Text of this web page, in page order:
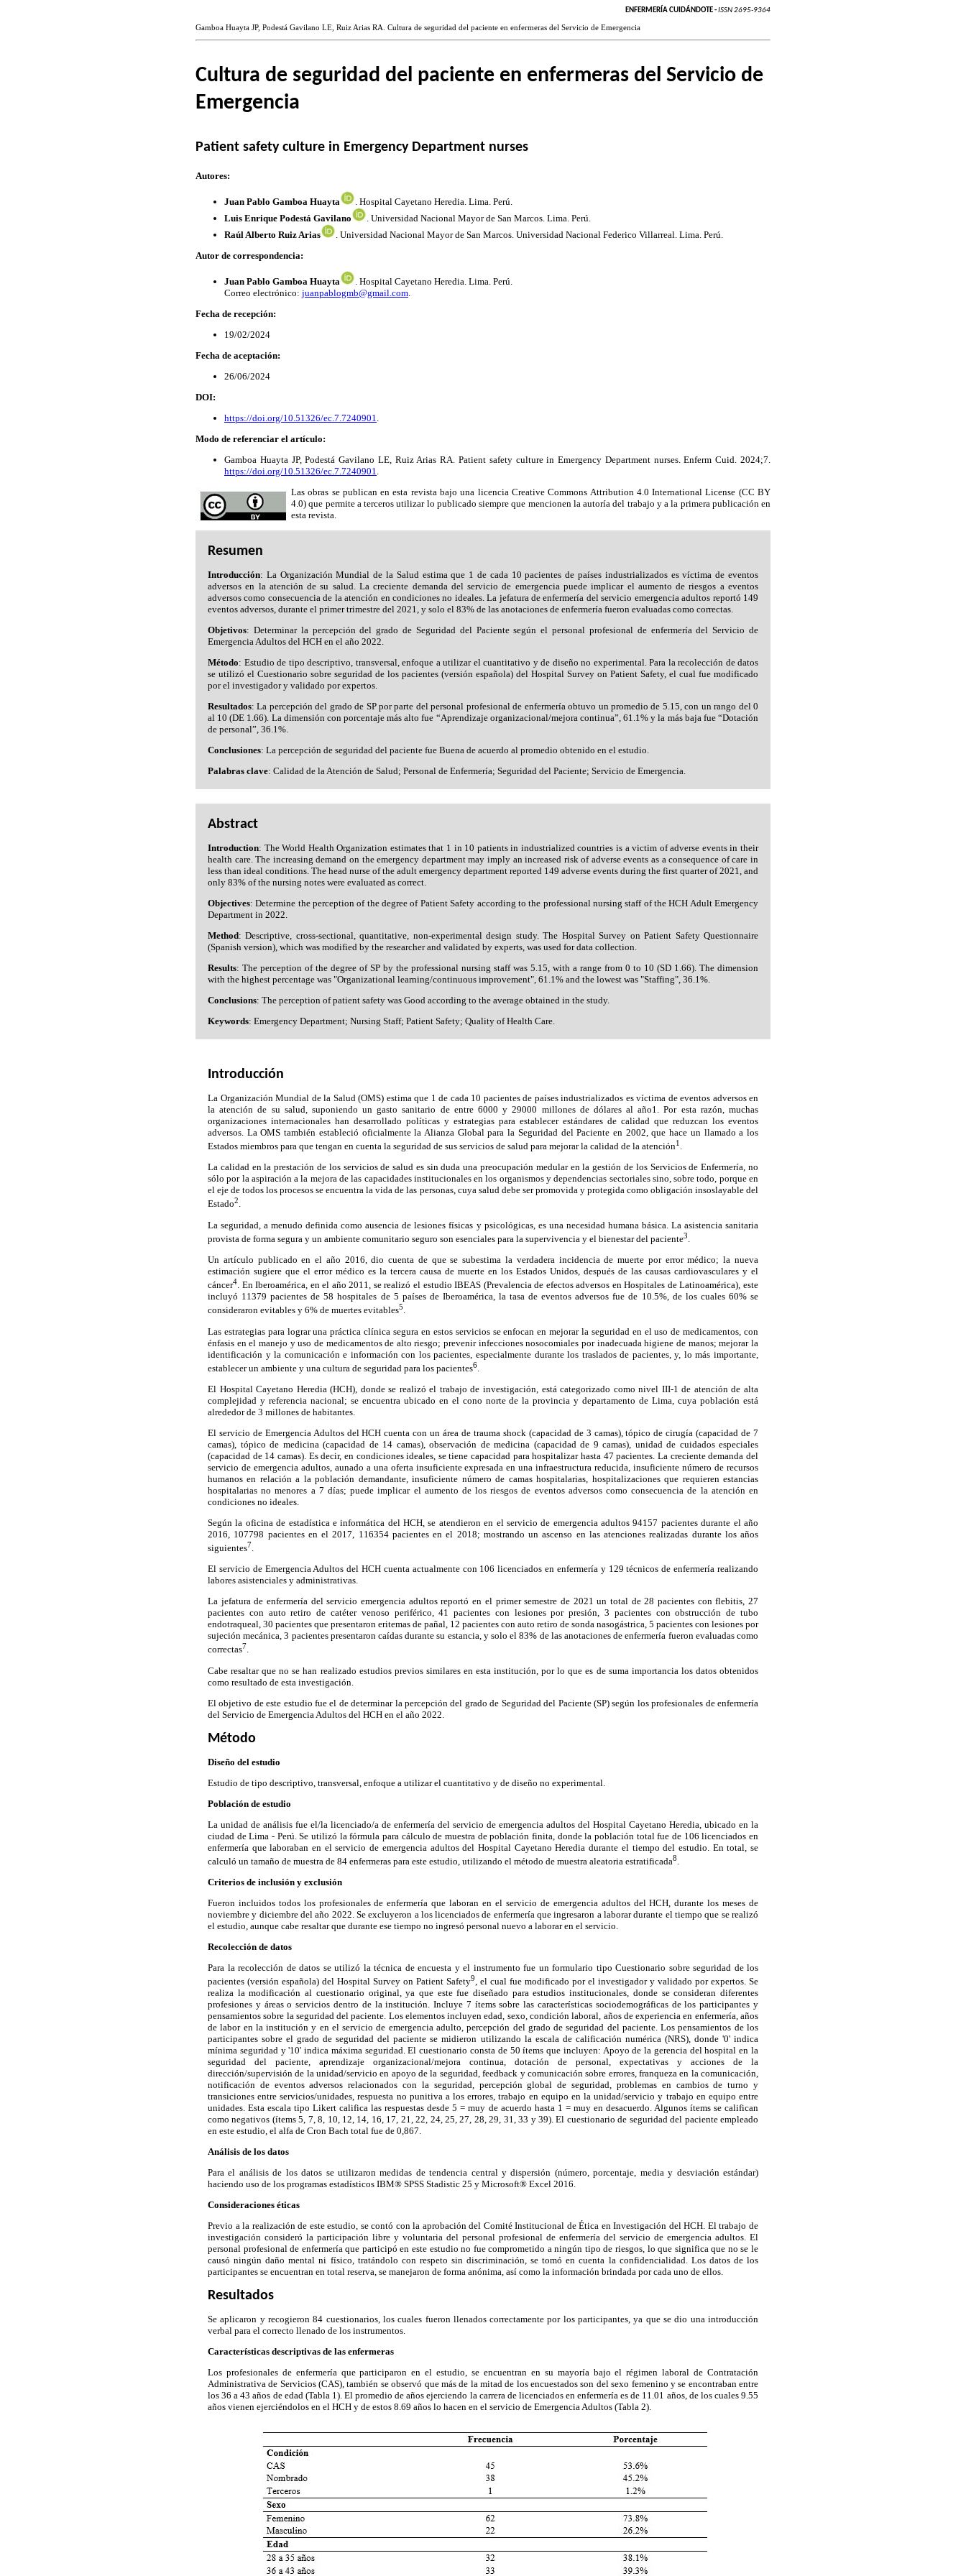
ENFERMERÍA CUIDÁNDOTE -ISSN 2695-9364
Gamboa Huayta JP, Podestá Gavilano LE, Ruiz Arias RA. Cultura de seguridad del paciente en enfermeras del Servicio de Emergencia
Cultura de seguridad del paciente en enfermeras del Servicio de
Emergencia
Patient safety culture in Emergency Department nurses
Autores:
Juan Pablo Gamboa Huayta
. Hospital Cayetano Heredia. Lima. Perú.
Luis Enrique Podestá Gavilano
. Universidad Nacional Mayor de San Marcos. Lima. Perú.
Raúl Alberto Ruiz Arias
. Universidad Nacional Mayor de San Marcos. Universidad Nacional Federico Villarreal. Lima. Perú.
Autor de correspondencia:
Juan Pablo Gamboa Huayta
. Hospital Cayetano Heredia. Lima. Perú.
Correo electrónico: juanpablogmb@gmail.com.
Fecha de recepción:
19/02/2024
Fecha de aceptación:
26/06/2024
DOI:
https://doi.org/10.51326/ec.7.7240901.
Modo de referenciar el artículo:
Gamboa Huayta JP, Podestá Gavilano LE, Ruiz Arias RA. Patient safety culture in Emergency Department nurses. Enferm Cuid. 2024;7.
https://doi.org/10.51326/ec.7.7240901.
Las obras se publican en esta revista bajo una licencia Creative Commons Attribution 4.0 International License (CC BY
4.0) que permite a terceros utilizar lo publicado siempre que mencionen la autoría del trabajo y a la primera publicación en
esta revista.
Resumen
Introducción: La Organización Mundial de la Salud estima que 1 de cada 10 pacientes de países industrializados es víctima de eventos
adversos en la atención de su salud. La creciente demanda del servicio de emergencia puede implicar el aumento de riesgos a eventos
adversos como consecuencia de la atención en condiciones no ideales. La jefatura de enfermería del servicio emergencia adultos reportó 149
eventos adversos, durante el primer trimestre del 2021, y solo el 83% de las anotaciones de enfermería fueron evaluadas como correctas.
Objetivos: Determinar la percepción del grado de Seguridad del Paciente según el personal profesional de enfermería del Servicio de
Emergencia Adultos del HCH en el año 2022.
Método: Estudio de tipo descriptivo, transversal, enfoque a utilizar el cuantitativo y de diseño no experimental. Para la recolección de datos
se utilizó el Cuestionario sobre seguridad de los pacientes (versión española) del Hospital Survey on Patient Safety, el cual fue modificado
por el investigador y validado por expertos.
Resultados: La percepción del grado de SP por parte del personal profesional de enfermería obtuvo un promedio de 5.15, con un rango del 0
al 10 (DE 1.66). La dimensión con porcentaje más alto fue “Aprendizaje organizacional/mejora continua”, 61.1% y la más baja fue “Dotación
de personal”, 36.1%.
Conclusiones: La percepción de seguridad del paciente fue Buena de acuerdo al promedio obtenido en el estudio.
Palabras clave: Calidad de la Atención de Salud; Personal de Enfermería; Seguridad del Paciente; Servicio de Emergencia.
Abstract
Introduction: The World Health Organization estimates that 1 in 10 patients in industrialized countries is a victim of adverse events in their
health care. The increasing demand on the emergency department may imply an increased risk of adverse events as a consequence of care in
less than ideal conditions. The head nurse of the adult emergency department reported 149 adverse events during the first quarter of 2021, and
only 83% of the nursing notes were evaluated as correct.
Objectives: Determine the perception of the degree of Patient Safety according to the professional nursing staff of the HCH Adult Emergency
Department in 2022.
Method: Descriptive, cross-sectional, quantitative, non-experimental design study. The Hospital Survey on Patient Safety Questionnaire
(Spanish version), which was modified by the researcher and validated by experts, was used for data collection.
Results: The perception of the degree of SP by the professional nursing staff was 5.15, with a range from 0 to 10 (SD 1.66). The dimension
with the highest percentage was "Organizational learning/continuous improvement", 61.1% and the lowest was "Staffing", 36.1%.
Conclusions: The perception of patient safety was Good according to the average obtained in the study.
Keywords: Emergency Department; Nursing Staff; Patient Safety; Quality of Health Care.
Introducción
La Organización Mundial de la Salud (OMS) estima que 1 de cada 10 pacientes de países industrializados es víctima de eventos adversos en
la atención de su salud, suponiendo un gasto sanitario de entre 6000 y 29000 millones de dólares al año1. Por esta razón, muchas
organizaciones internacionales han desarrollado políticas y estrategias para establecer estándares de calidad que reduzcan los eventos
adversos. La OMS también estableció oficialmente la Alianza Global para la Seguridad del Paciente en 2002, que hace un llamado a los
Estados miembros para que tengan en cuenta la seguridad de sus servicios de salud para mejorar la calidad de la atención1 .
La calidad en la prestación de los servicios de salud es sin duda una preocupación medular en la gestión de los Servicios de Enfermería, no
sólo por la aspiración a la mejora de las capacidades institucionales en los organismos y dependencias sectoriales sino, sobre todo, porque en
el eje de todos los procesos se encuentra la vida de las personas, cuya salud debe ser promovida y protegida como obligación insoslayable del
Estado2.
La seguridad, a menudo definida como ausencia de lesiones físicas y psicológicas, es una necesidad humana básica. La asistencia sanitaria
provista de forma segura y un ambiente comunitario seguro son esenciales para la supervivencia y el bienestar del paciente3
Un artículo publicado en el año 2016, dio cuenta de que se subestima la verdadera incidencia de muerte por error médico; la nueva
estimación sugiere que el error médico es la tercera causa de muerte en los Estados Unidos, después de las causas cardiovasculares y el
cáncer4. En Iberoamérica, en el año 2011, se realizó el estudio IBEAS (Prevalencia de efectos adversos en Hospitales de Latinoamérica), este
incluyó 11379 pacientes de 58 hospitales de 5 países de Iberoamérica, la tasa de eventos adversos fue de 10.5%, de los cuales 60% se
consideraron evitables y 6% de muertes evitables5.
Las estrategias para lograr una práctica clínica segura en estos servicios se enfocan en mejorar la seguridad en el uso de medicamentos, con
énfasis en el manejo y uso de medicamentos de alto riesgo; prevenir infecciones nosocomiales por inadecuada higiene de manos; mejorar la
identificación y la comunicación e información con los pacientes, especialmente durante los traslados de pacientes, y, lo más importante,
establecer un ambiente y una cultura de seguridad para los pacientes6
El Hospital Cayetano Heredia (HCH), donde se realizó el trabajo de investigación, está categorizado como nivel III-1 de atención de alta
complejidad y referencia nacional; se encuentra ubicado en el cono norte de la provincia y departamento de Lima, cuya población está
alrededor de 3 millones de habitantes.
El servicio de Emergencia Adultos del HCH cuenta con un área de trauma shock (capacidad de 3 camas), tópico de cirugía (capacidad de 7
camas), tópico de medicina (capacidad de 14 camas), observación de medicina (capacidad de 9 camas), unidad de cuidados especiales
(capacidad de 14 camas). Es decir, en condiciones ideales, se tiene capacidad para hospitalizar hasta 47 pacientes. La creciente demanda del
servicio de emergencia adultos, aunado a una oferta insuficiente expresada en una infraestructura reducida, insuficiente número de recursos
humanos en relación a la población demandante, insuficiente número de camas hospitalarias, hospitalizaciones que requieren estancias
hospitalarias no menores a 7 días; puede implicar el aumento de los riesgos de eventos adversos como consecuencia de la atención en
condiciones no ideales.
Según la oficina de estadística e informática del HCH, se atendieron en el servicio de emergencia adultos 94157 pacientes durante el año
2016, 107798 pacientes en el 2017, 116354 pacientes en el 2018; mostrando un ascenso en las atenciones realizadas durante los años
siguientes7.
El servicio de Emergencia Adultos del HCH cuenta actualmente con 106 licenciados en enfermería y 129 técnicos de enfermería realizando
labores asistenciales y administrativas.
La jefatura de enfermería del servicio emergencia adultos reportó en el primer semestre de 2021 un total de 28 pacientes con flebitis, 27
pacientes con auto retiro de catéter venoso periférico, 41 pacientes con lesiones por presión, 3 pacientes con obstrucción de tubo
endotraqueal, 30 pacientes que presentaron eritemas de pañal, 12 pacientes con auto retiro de sonda nasogástrica, 5 pacientes con lesiones por
sujeción mecánica, 3 pacientes presentaron caídas durante su estancia, y solo el 83% de las anotaciones de enfermería fueron evaluadas como
correctas7.
Cabe resaltar que no se han realizado estudios previos similares en esta institución, por lo que es de suma importancia los datos obtenidos
como resultado de esta investigación.
El objetivo de este estudio fue el de determinar la percepción del grado de Seguridad del Paciente (SP) según los profesionales de enfermería
del Servicio de Emergencia Adultos del HCH en el año 2022.
Método
Diseño del estudio
Estudio de tipo descriptivo, transversal, enfoque a utilizar el cuantitativo y de diseño no experimental.
Población de estudio
La unidad de análisis fue el/la licenciado/a de enfermería del servicio de emergencia adultos del Hospital Cayetano Heredia, ubicado en la
ciudad de Lima - Perú. Se utilizó la fórmula para cálculo de muestra de población finita, donde la población total fue de 106 licenciados en
enfermería que laboraban en el servicio de emergencia adultos del Hospital Cayetano Heredia durante el tiempo del estudio. En total, se
calculó un tamaño de muestra de 84 enfermeras para este estudio, utilizando el método de muestra aleatoria estratificada8
Criterios de inclusión y exclusión
Fueron incluidos todos los profesionales de enfermería que laboran en el servicio de emergencia adultos del HCH, durante los meses de
noviembre y diciembre del año 2022. Se excluyeron a los licenciados de enfermería que ingresaron a laborar durante el tiempo que se realizó
el estudio, aunque cabe resaltar que durante ese tiempo no ingresó personal nuevo a laborar en el servicio.
Recolección de datos
Para la recolección de datos se utilizó la técnica de encuesta y el instrumento fue un formulario tipo Cuestionario sobre seguridad de los
pacientes (versión española) del Hospital Survey on Patient Safety9, el cual fue modificado por el investigador y validado por expertos. Se
realiza la modificación al cuestionario original, ya que este fue diseñado para estudios institucionales, donde se consideran diferentes
profesiones y áreas o servicios dentro de la institución. Incluye 7 ítems sobre las características sociodemográficas de los participantes y
pensamientos sobre la seguridad del paciente. Los elementos incluyen edad, sexo, condición laboral, años de experiencia en enfermería, años
de labor en la institución y en el servicio de emergencia adulto, percepción del grado de seguridad del paciente. Los pensamientos de los
participantes sobre el grado de seguridad del paciente se midieron utilizando la escala de calificación numérica (NRS), donde '0' indica
mínima seguridad y '10' indica máxima seguridad. El cuestionario consta de 50 ítems que incluyen: Apoyo de la gerencia del hospital en la
seguridad del paciente, aprendizaje organizacional/mejora continua, dotación de personal, expectativas y acciones de la
dirección/supervisión de la unidad/servicio en apoyo de la seguridad, feedback y comunicación sobre errores, franqueza en la comunicación,
notificación de eventos adversos relacionados con la seguridad, percepción global de seguridad, problemas en cambios de turno y
transiciones entre servicios/unidades, respuesta no punitiva a los errores, trabajo en equipo en la unidad/servicio y trabajo en equipo entre
unidades. Esta escala tipo Likert califica las respuestas desde 5 = muy de acuerdo hasta 1 = muy en desacuerdo. Algunos ítems se califican
como negativos (ítems 5, 7, 8, 10, 12, 14, 16, 17, 21, 22, 24, 25, 27, 28, 29, 31, 33 y 39). El cuestionario de seguridad del paciente empleado
en este estudio, el alfa de Cron Bach total fue de 0,867.
Análisis de los datos
Para el análisis de los datos se utilizaron medidas de tendencia central y dispersión (número, porcentaje, media y desviación estándar)
haciendo uso de los programas estadísticos IBM® SPSS Stadistic 25 y Microsoft® Excel 2016.
Consideraciones éticas
Previo a la realización de este estudio, se contó con la aprobación del Comité Institucional de Ética en Investigación del HCH. El trabajo de
investigación consideró la participación libre y voluntaria del personal profesional de enfermería del servicio de emergencia adultos. El
personal profesional de enfermería que participó en este estudio no fue comprometido a ningún tipo de riesgos, lo que significa que no se le
causó ningún daño mental ni físico, tratándolo con respeto sin discriminación, se tomó en cuenta la confidencialidad. Los datos de los
participantes se encuentran en total reserva, se manejaron de forma anónima, así como la información brindada por cada uno de ellos.
Resultados
Se aplicaron y recogieron 84 cuestionarios, los cuales fueron llenados correctamente por los participantes, ya que se dio una introducción
verbal para el correcto llenado de los instrumentos.
Características descriptivas de las enfermeras
Los profesionales de enfermería que participaron en el estudio, se encuentran en su mayoría bajo el régimen laboral de Contratación
Administrativa de Servicios (CAS), también se observó que más de la mitad de los encuestados son del sexo femenino y se encontraban entre
los 36 a 43 años de edad (Tabla 1). El promedio de años ejerciendo la carrera de licenciados en enfermería es de 11.01 años, de los cuales 9.55
años vienen ejerciéndolos en el HCH y de estos 8.69 años lo hacen en el servicio de Emergencia Adultos (Tabla 2).